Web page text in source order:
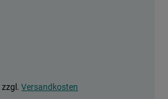
zzgl.Versandkosten